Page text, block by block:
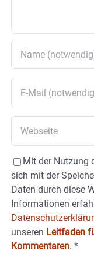
Mit der Nutzung
sich mit der
Daten durch diese
Informationen
unseren Leitfaden
Kommentaren. *